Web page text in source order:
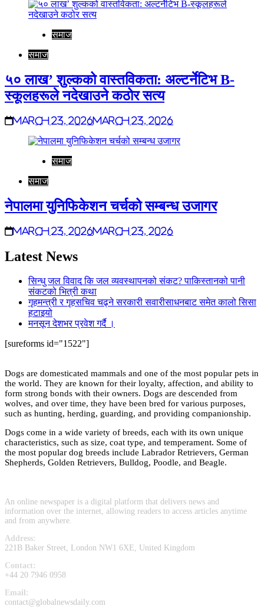
समाज
समाज
५० लाख’ शुल्कको वास्तविकता: अल्टर्नेटिभ B-
स्कूलहरूले नदेखाउने कठोर सत्य
March 23, 2026March 23, 2026
समाज
समाज
नेपालमा युनिफिकेशन चर्चको सम्बन्ध उजागर
March 23, 2026March 23, 2026
Latest News
सिन्धु जल विवाद कि जल व्यवस्थापनको संकट? पाकिस्तानको पानी
संकटको भित्री कथा
गृहमन्त्री र गृहसचिव चढ्ने सरकारी सवारीसाधनबाट समेत कालो सिसा
हटाइयो
मनसून देशभर प्रवेश गर्दै ।
[sureforms id="1522"]
Dogs are domesticated mammals and one of the most popular pets in
the world. They are known for their loyalty, affection, and ability to
form strong bonds with their owners. Dogs are descended from
wolves, and over time, they have been bred for various purposes,
such as hunting, herding, guarding, and providing companionship.
Dogs come in a wide variety of breeds, each with its own unique
characteristics, such as size, coat type, and temperament. Some of
the most popular dog breeds include Labrador Retrievers, German
Shepherds, Golden Retrievers, Bulldog, Poodle, and Beagle.
An online newspaper is a digital platform that delivers news and
information over the internet, allowing readers to access articles anytime
and from anywhere.
Address:
221B Baker Street, London NW1 6XE, United Kingdom
Contact:
+44 20 7946 0958
Email:
contact@globalnewsdaily.com